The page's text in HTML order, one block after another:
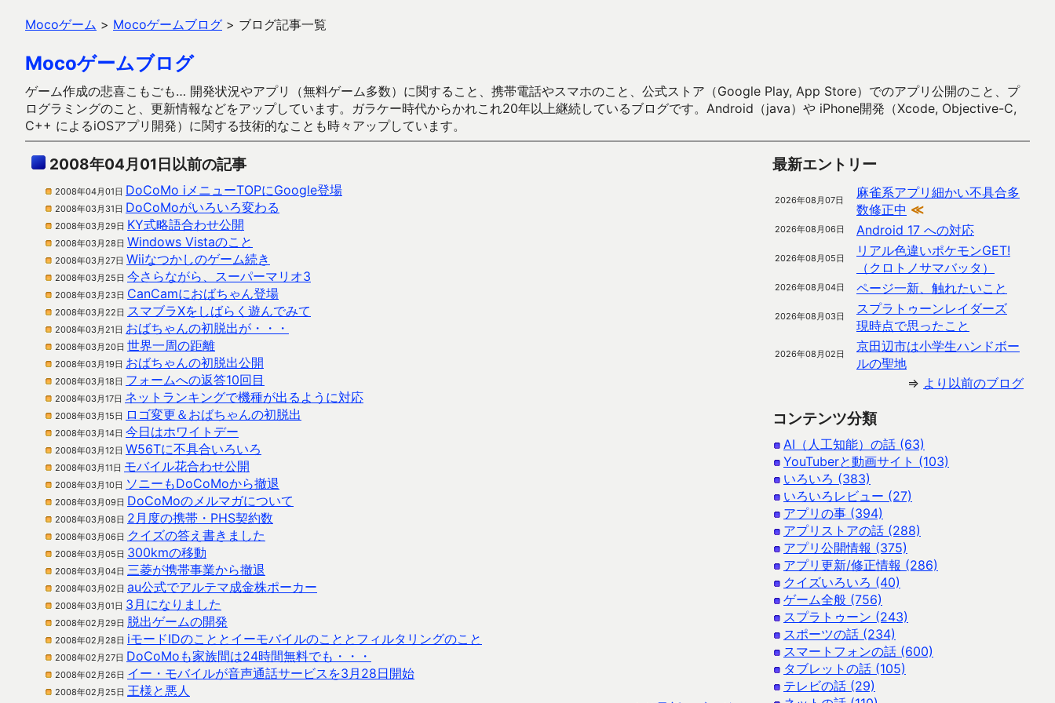
Mocoゲーム > Mocoゲームブログ > ブログ記事一覧
Mocoゲームブログ
ゲーム作成の悲喜こもごも… 開発状況やアプリ（無料ゲーム多数）に関すること、携帯電話やスマホのこと、公式ストア（Google Play, App Store）でのアプリ公開のこと、プ
ログラミングのこと、更新情報などをアップしています。ガラケー時代からかれこれ20年以上継続しているブログです。Android（java）や iPhone開発（Xcode, Objective-C,
C++ によるiOSアプリ開発）に関する技術的なことも時々アップしています。
2008年04月01日以前の記事
2008年04月01日 DoCoMo iメニューTOPにGoogle登場
2008年03月31日 DoCoMoがいろいろ変わる
2008年03月29日 KY式略語合わせ公開
2008年03月28日 Windows Vistaのこと
2008年03月27日 Wiiなつかしのゲーム続き
2008年03月25日 今さらながら、スーパーマリオ3
2008年03月23日 CanCamにおばちゃん登場
2008年03月22日 スマブラXをしばらく遊んでみて
2008年03月21日 おばちゃんの初脱出が・・・
2008年03月20日 世界一周の距離
2008年03月19日 おばちゃんの初脱出公開
2008年03月18日 フォームへの返答10回目
2008年03月17日 ネットランキングで機種が出るように対応
2008年03月15日 ロゴ変更＆おばちゃんの初脱出
2008年03月14日 今日はホワイトデー
2008年03月12日 W56Tに不具合いろいろ
2008年03月11日 モバイル花合わせ公開
2008年03月10日 ソニーもDoCoMoから撤退
2008年03月09日 DoCoMoのメルマガについて
2008年03月08日 2月度の携帯・PHS契約数
2008年03月06日 クイズの答え書きました
2008年03月05日 300kmの移動
2008年03月04日 三菱が携帯事業から撤退
2008年03月02日 au公式でアルテマ成金株ポーカー
2008年03月01日 3月になりました
2008年02月29日 脱出ゲームの開発
2008年02月28日 iモードIDのこととイーモバイルのこととフィルタリングのこと
2008年02月27日 DoCoMoも家族間は24時間無料でも・・・
2008年02月26日 イー・モバイルが音声通話サービスを3月28日開始
2008年02月25日 王様と悪人
最新エントリー
2026年08月07日
麻雀系アプリ細かい不具合多
数修正中 ≪
2026年08月06日 Android 17 への対応
2026年08月05日
リアル色違いポケモンGET!
（クロトノサマバッタ）
2026年08月04日 ページ一新、触れたいこと
2026年08月03日
スプラトゥーンレイダーズ
現時点で思ったこと
2026年08月02日
京田辺市は小学生ハンドボー
ルの聖地
⇒ より以前のブログ
コンテンツ分類
AI（人工知能）の話 (63)
YouTuberと動画サイト (103)
いろいろ (383)
いろいろレビュー (27)
アプリの事 (394)
アプリストアの話 (288)
アプリ公開情報 (375)
アプリ更新/修正情報 (286)
クイズいろいろ (40)
ゲーム全般 (756)
スプラトゥーン (243)
スポーツの話 (234)
スマートフォンの話 (600)
タブレットの話 (105)
テレビの話 (29)